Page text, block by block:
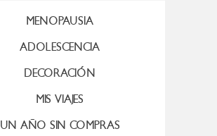
MENOPAUSIA
ADOLESCENCIA
DECORACIÓN
MIS VIAJES
UN AÑO SIN COMPRAS